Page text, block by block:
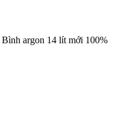
Bình argon 14 lít mới 100%